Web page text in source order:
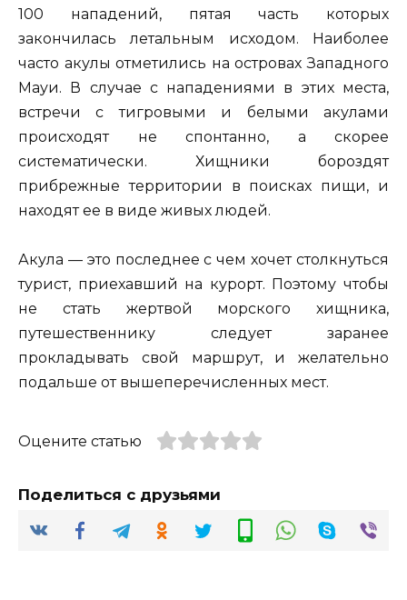
100 нападений, пятая часть которых
закончилась летальным исходом. Наиболее
часто акулы отметились на островах Западного
Мауи. В случае с нападениями в этих места,
встречи с тигровыми и белыми акулами
происходят не спонтанно, а скорее
систематически. Хищники бороздят
прибрежные территории в поисках пищи, и
находят ее в виде живых людей.
Акула — это последнее с чем хочет столкнуться
турист, приехавший на курорт. Поэтому чтобы
не стать жертвой морского хищника,
путешественнику следует заранее
прокладывать свой маршрут, и желательно
подальше от вышеперечисленных мест.
Оцените статью
Поделиться с друзьями